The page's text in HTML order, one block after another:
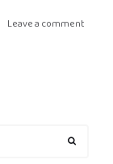
Leave a comment